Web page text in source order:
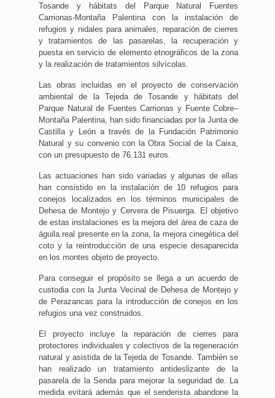
Tosande y hábitats del Parque Natural Fuentes
Carrionas-Montaña Palentina con la instalación de
refugios y nidales para animales, reparación de cierres
y tratamientos de las pasarelas, la recuperación y
puesta en servicio de elemento etnográficos de la zona
y la realización de tratamientos silvícolas.
Las obras incluidas en el proyecto de conservación
ambiental de la Tejeda de Tosande y hábitats del
Parque Natural de Fuentes Carrionas y Fuente Cobre–
Montaña Palentina, han sido financiadas por la Junta de
Castilla y León a través de la Fundación Patrimonio
Natural y su convenio con la Obra Social de la Caixa,
con un presupuesto de 76.131 euros.
Las actuaciones han sido variadas y algunas de ellas
han consistido en la instalación de 10 refugios para
conejos localizados en los términos municipales de
Dehesa de Montejo y Cervera de Pisuerga. El objetivo
de estas instalaciones es la mejora del área de caza de
águila real presente en la zona, la mejora cinegética del
coto y la reintroducción de una especie desaparecida
en los montes objeto de proyecto.
Para conseguir el propósito se llega a un acuerdo de
custodia con la Junta Vecinal de Dehesa de Montejo y
de Perazancas para la introducción de conejos en los
refugios una vez construidos.
El proyecto incluye la reparación de cierres para
protectores individuales y colectivos de la regeneración
natural y asistida de la Tejeda de Tosande. También se
han realizado un tratamiento antideslizante de la
pasarela de la Senda para mejorar la seguridad de. La
medida evitará además que el senderista abandone la